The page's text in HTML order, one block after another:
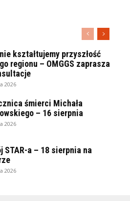
kształtujemy przyszłość
regionu – OMGGS zaprasza
2026
śmierci Michała
– 16 sierpnia
2026
STAR-a – 18 sierpnia na
2026